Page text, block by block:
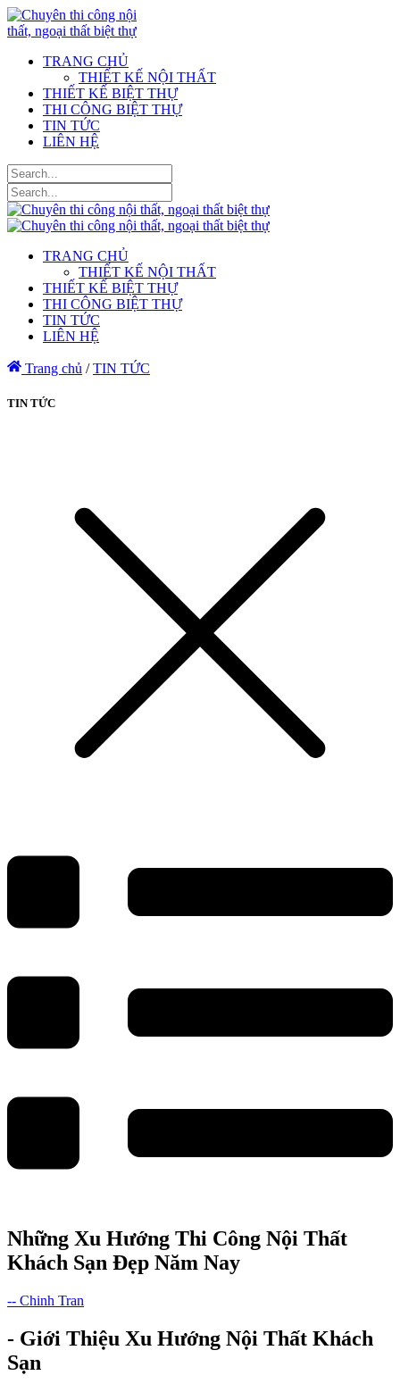
TRANG CHỦ
THIẾT KẾ NỘI THẤT
THIẾT KẾ BIỆT THỰ
THI CÔNG BIỆT THỰ
TIN TỨC
LIÊN HỆ
TRANG CHỦ
THIẾT KẾ NỘI THẤT
THIẾT KẾ BIỆT THỰ
THI CÔNG BIỆT THỰ
TIN TỨC
LIÊN HỆ
Trang chủ / TIN TỨC
TIN TỨC
Những Xu Hướng Thi Công Nội Thất
Khách Sạn Đẹp Năm Nay
-- Chinh Tran
- Giới Thiệu Xu Hướng Nội Thất Khách
Sạn